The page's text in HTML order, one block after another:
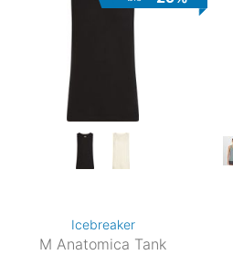
Icebreaker
M Anatomica Tank